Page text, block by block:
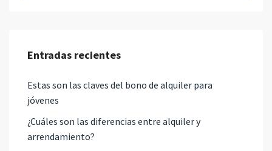
Entradas recientes
Estas son las claves del bono de alquiler para
jóvenes
¿Cuáles son las diferencias entre alquiler y
arrendamiento?